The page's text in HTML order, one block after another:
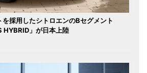
採用したシトロエンのBセグメント
」が日本上陸